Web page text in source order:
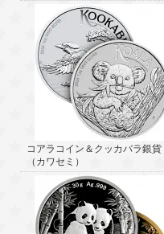
コアラコイン＆クッカバラ銀貨
（カワセミ）